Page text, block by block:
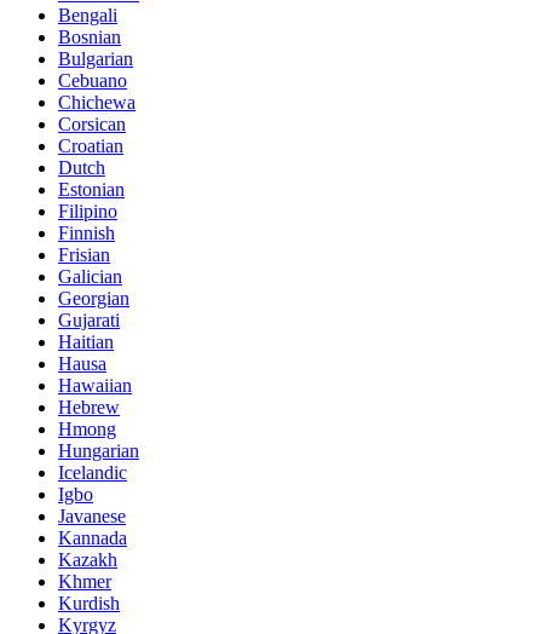
Bengali
Bosnian
Bulgarian
Cebuano
Chichewa
Corsican
Croatian
Dutch
Estonian
Filipino
Finnish
Frisian
Galician
Georgian
Gujarati
Haitian
Hausa
Hawaiian
Hebrew
Hmong
Hungarian
Icelandic
Igbo
Javanese
Kannada
Kazakh
Khmer
Kurdish
Kyrgyz